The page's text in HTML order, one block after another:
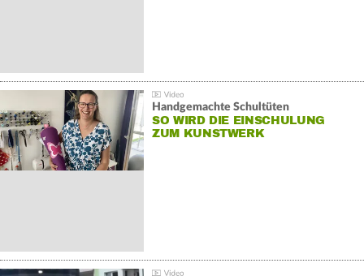
Handgemachte Schultüten
SO WIRD DIE EINSCHULUNG
ZUM KUNSTWERK